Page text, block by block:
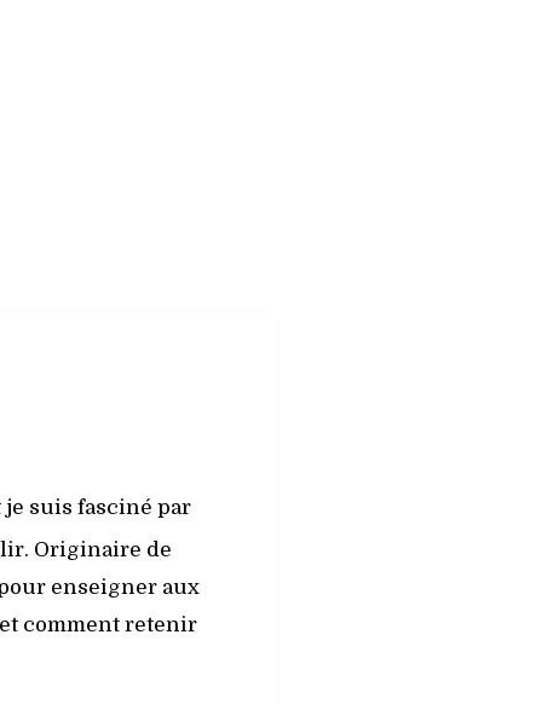
je suis fasciné par
Originaire de
enseigner aux
comment retenir